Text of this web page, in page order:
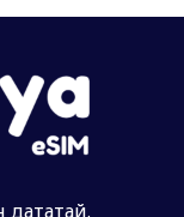
дататай.